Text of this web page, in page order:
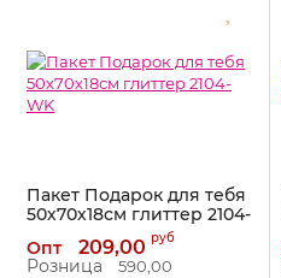
Пакет Подарок для тебя
50х70х18см глиттер 2104-
Артикул: 2104-WK
Опт 209,00 руб
Розница 590,00